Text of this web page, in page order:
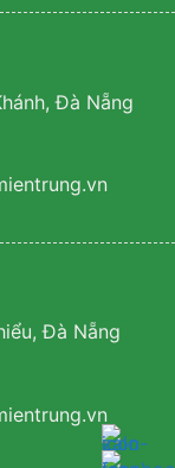
Đà Nẵng
Đà Nẵng